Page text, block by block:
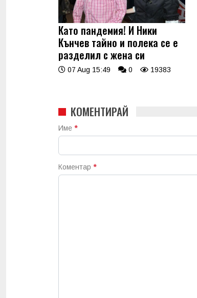
Като пандемия! И Ники
Кънчев тайно и полека се е
разделил с жена си
07 Aug 15:49 0 19383
КОМЕНТИРАЙ
Име *
Коментар *